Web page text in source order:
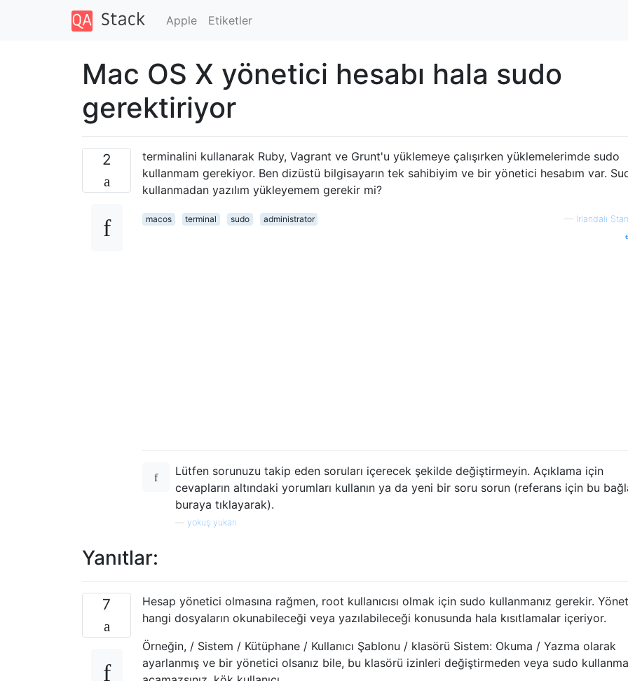
Apple Etiketler
Mac OS X yönetici hesabı hala sudo
gerektiriyor
2
terminalini kullanarak Ruby, Vagrant ve Grunt'u yüklemeye çalışırken yüklemelerimde sudo
kullanmam gerekiyor. Ben dizüstü bilgisayarın tek sahibiyim ve bir yönetici hesabım var.
kullanmadan yazılım yükleyemem gerekir mi?
macos terminal sudo administrator — İrlandalı
Lütfen sorunuzu takip eden soruları içerecek şekilde değiştirmeyin. Açıklama için
cevapların altındaki yorumları kullanın ya da yeni bir soru sorun (referans için bu
buraya tıklayarak).
yokuş yukarı
Yanıtlar:
7
Hesap yönetici olmasına rağmen, root kullanıcısı olmak için sudo kullanmanız gerekir.
hangi dosyaların okunabileceği veya yazılabileceği konusunda hala kısıtlamalar içeriyor.
Örneğin, / Sistem / Kütüphane / Kullanıcı Şablonu / klasörü Sistem: Okuma / Yazma olarak
ayarlanmış ve bir yönetici olsanız bile, bu klasörü izinleri değiştirmeden veya sudo